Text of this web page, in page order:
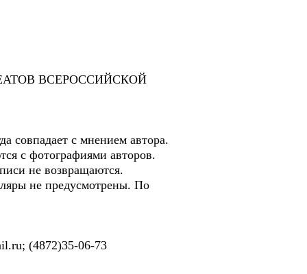
ВСЕРОССИЙСКОЙ
совпадает с мнением автора.
с фотографиями авторов.
не возвращаются.
не предусмотрены. По
(4872)35-06-73